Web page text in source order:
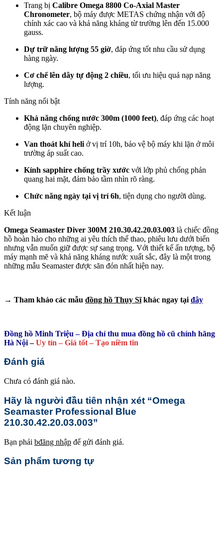
Trang bị Calibre Omega 8800 Co-Axial Master
Chronometer, bộ máy được METAS chứng nhận với độ
chính xác cao và khả năng kháng từ trường lên đến 15.000
gauss.
Dự trữ năng lượng 55 giờ, đáp ứng tốt nhu cầu sử dụng
hàng ngày.
Cơ chế lên dây tự động 2 chiều, tối ưu hiệu quả nạp năng
lượng.
Tính năng nổi bật
Khả năng chống nước 300m (1000 feet), đáp ứng các hoạt
động lặn chuyên nghiệp.
Van thoát khí heli ở vị trí 10h, bảo vệ bộ máy khi lặn ở môi
trường áp suất cao.
Kính sapphire chống trầy xước với lớp phủ chống phản
quang hai mặt, đảm bảo tầm nhìn rõ ràng.
Chức năng ngày tại vị trí 6h, tiện dụng cho người dùng.
Kết luận
Omega Seamaster Diver 300M 210.30.42.20.03.003 là chiếc đồng
hồ hoàn hảo cho những ai yêu thích thể thao, phiêu lưu dưới biển
nhưng vẫn muốn giữ được sự sang trọng. Với thiết kế ấn tượng, bộ
máy mạnh mẽ và khả năng kháng nước xuất sắc, đây là một trong
những mẫu Seamaster được săn đón nhất hiện nay.
→ Tham khảo các mẫu đồng hồ Thụy Sĩkhác ngay tại đây
Đồng hồ Minh Triệu – Địa chỉ thu mua đồng hồ cũ chính hãng
Hà Nội–Uy tín – Giá tốt – Tạo niềm tin
Đánh giá
Chưa có đánh giá nào.
Hãy là người đầu tiên nhận xét “Omega
Seamaster Professional Blue
210.30.42.20.03.003”
Bạn phải bđăng nhập để gửi đánh giá.
Sản phẩm tương tự